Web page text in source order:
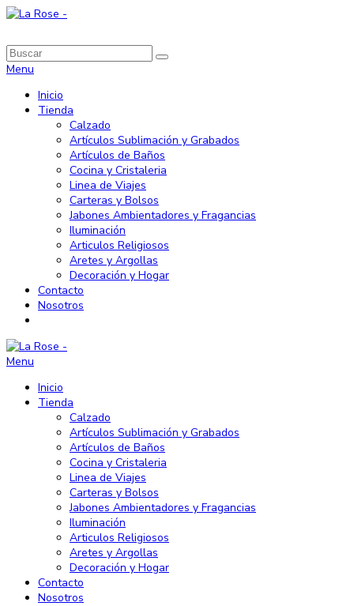
Menu
Inicio
Tienda
Calzado
Artículos Sublimación y Grabados
Artículos de Baños
Cocina y Cristaleria
Linea de Viajes
Carteras y Bolsos
Jabones Ambientadores y Fragancias
Iluminación
Articulos Religiosos
Aretes y Argollas
Decoración y Hogar
Contacto
Nosotros
Menu
Inicio
Tienda
Calzado
Artículos Sublimación y Grabados
Artículos de Baños
Cocina y Cristaleria
Linea de Viajes
Carteras y Bolsos
Jabones Ambientadores y Fragancias
Iluminación
Articulos Religiosos
Aretes y Argollas
Decoración y Hogar
Contacto
Nosotros